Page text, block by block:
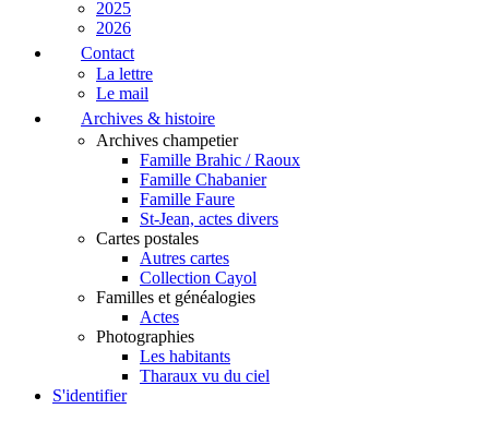
2025
2026
Contact
La lettre
Le mail
Archives & histoire
Archives champetier
Famille Brahic / Raoux
Famille Chabanier
Famille Faure
St-Jean, actes divers
Cartes postales
Autres cartes
Collection Cayol
Familles et généalogies
Actes
Photographies
Les habitants
Tharaux vu du ciel
S'identifier